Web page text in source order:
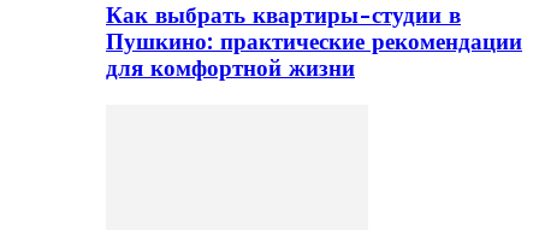
Как выбрать квартиры-студии в
Пушкино: практические рекомендации
для комфортной жизни